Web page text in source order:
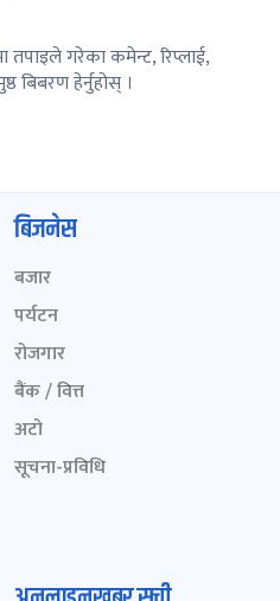
तपाइले गरेका कमेन्ट, रिप्लाई,
हेर्नुहोस् ।
बिजनेस
बजार
पर्यटन
रोजगार
बैंक / वित्त
अटो
सूचना-प्रविधि